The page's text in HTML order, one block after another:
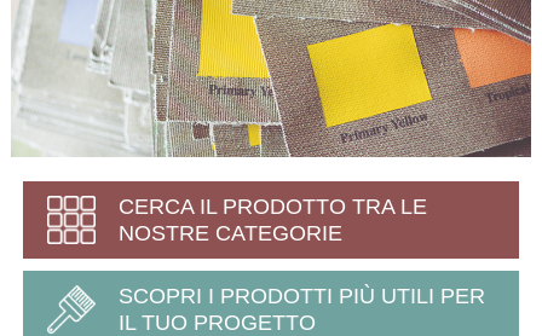
CERCA IL PRODOTTO TRA LE
NOSTRE CATEGORIE
SCOPRI I PRODOTTI PIÙ UTILI PER
IL TUO PROGETTO